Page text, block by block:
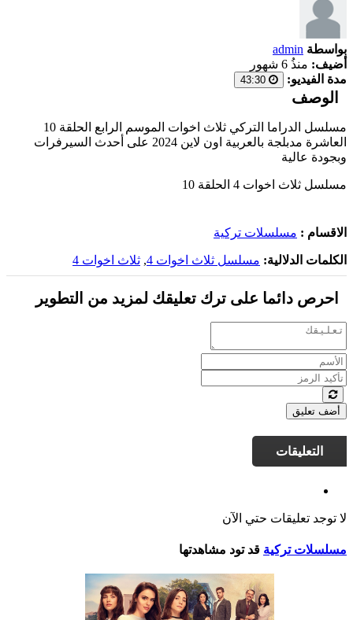
بواسطة admin
أضيف: منذُ 6 شهور
مدة الفيديو:
الوصف
مسلسل الدراما التركي ثلاث اخوات الموسم الرابع الحلقة 10
العاشرة مدبلجة بالعربية اون لاين 2024 على أحدث السيرفرات
وبجودة عالية
مسلسل ثلاث اخوات 4 الحلقة 10
الاقسام : مسلسلات تركية
الكلمات الدلالية: مسلسل ثلاث اخوات 4 , ثلاث اخوات 4
احرص دائما على ترك تعليقك لمزيد من التطوير
أضف تعليق
التعليقات
لا توجد تعليقات حتي الآن
مسلسلات تركية قد تود مشاهدتها